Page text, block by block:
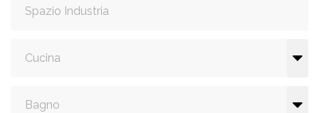
Spazio Industria
Cucina
Bagno